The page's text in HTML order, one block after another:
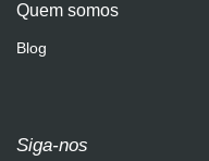
Quem somos
Blog
Siga-nos